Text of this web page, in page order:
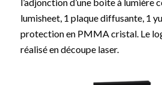
lumisheet, 1 plaque diffusante, 1
protection en PMMA cristal. Le
réalisé en découpe laser.